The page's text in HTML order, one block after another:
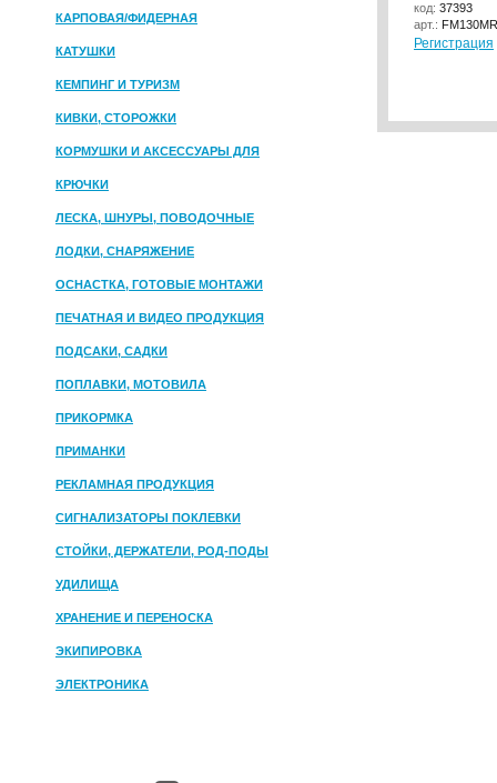
КАРПОВАЯ/ФИДЕРНАЯ
КАТУШКИ
КЕМПИНГ И ТУРИЗМ
КИВКИ, СТОРОЖКИ
КОРМУШКИ И АКСЕССУАРЫ ДЛЯ
ПРИКОРМКИ
КРЮЧКИ
ЛЕСКА, ШНУРЫ, ПОВОДОЧНЫЕ
МАТЕРИАЛЫ
ЛОДКИ, СНАРЯЖЕНИЕ
ОСНАСТКА, ГОТОВЫЕ МОНТАЖИ
ПЕЧАТНАЯ И ВИДЕО ПРОДУКЦИЯ
ПОДСАКИ, САДКИ
ПОПЛАВКИ, МОТОВИЛА
ПРИКОРМКА
ПРИМАНКИ
РЕКЛАМНАЯ ПРОДУКЦИЯ
СИГНАЛИЗАТОРЫ ПОКЛЕВКИ
СТОЙКИ, ДЕРЖАТЕЛИ, РОД-ПОДЫ
УДИЛИЩА
ХРАНЕНИЕ И ПЕРЕНОСКА
ЭКИПИРОВКА
ЭЛЕКТРОНИКА
код: 37393
арт.:
Регистрация